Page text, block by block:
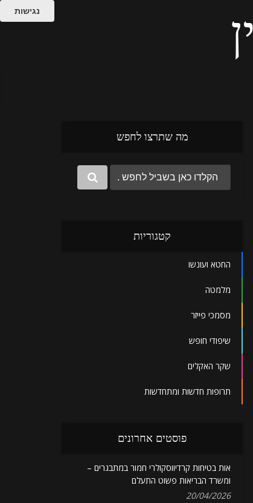
מה שתרצו לחפש
קטגוריות
החטא ועונשו
מלמטה
מסמכי פייזר
שיפודי חופש
שקר האקלים
תרופות חדשות ומתחדשות
פוסטים אחרונים
אות בטיחות קרדיווסקולרי חמור במתבגרים –
ומשרד הבריאות פשוט התעלם
20/04/2026
נגישות